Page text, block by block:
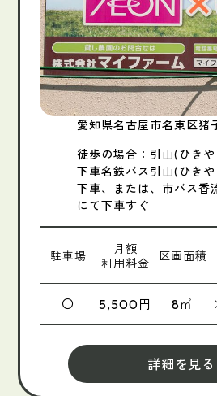
愛知県名古屋市名東区猪
徒歩の場合：引山(ひき
下車名鉄バス引山(ひき
下車、または、市バス香
にて下車すぐ
駐車場
月額
利用料金
区画面積
〇 5,500円 8㎡
詳細を見る